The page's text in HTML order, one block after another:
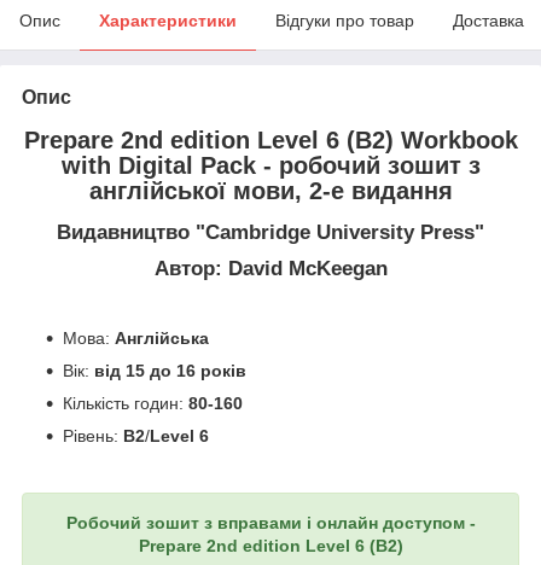
Опис Характеристики Відгуки про товар Доставка
Опис
Prepare 2nd edition Level 6 (B2) Workbook
with Digital Pack - робочий зошит з
англійської мови, 2-е видання
Видавництво "Cambridge University Press"
Автор: David McKeegan
Мова: Англійська
Вік: від 15 до 16 років
Кількість годин: 80-160
Рівень: B2/Level 6
Робочий зошит з вправами і онлайн доступом -
Prepare 2nd edition Level 6 (B2)